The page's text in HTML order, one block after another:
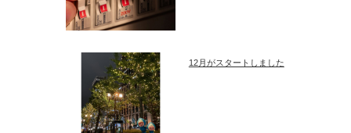
12月がスタートしました